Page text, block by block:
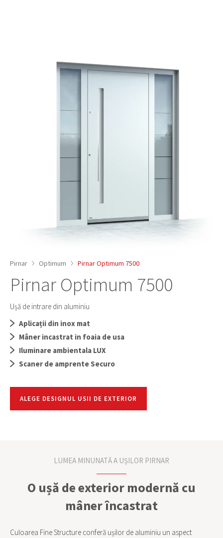
Pirnar Optimum Pirnar Optimum 7500
Pirnar Optimum 7500
Ușă de intrare din aluminiu
Aplicații din inox mat
Mâner incastrat in foaia de usa
Iluminare ambientala LUX
Scaner de amprente Securo
ALEGE DESIGNUL USII DE EXTERIOR
LUMEA MINUNATĂ A UȘILOR PIRNAR
O ușă de exterior modernă cu
mâner încastrat
Culoarea Fine Structure conferă ușilor de aluminiu un aspect